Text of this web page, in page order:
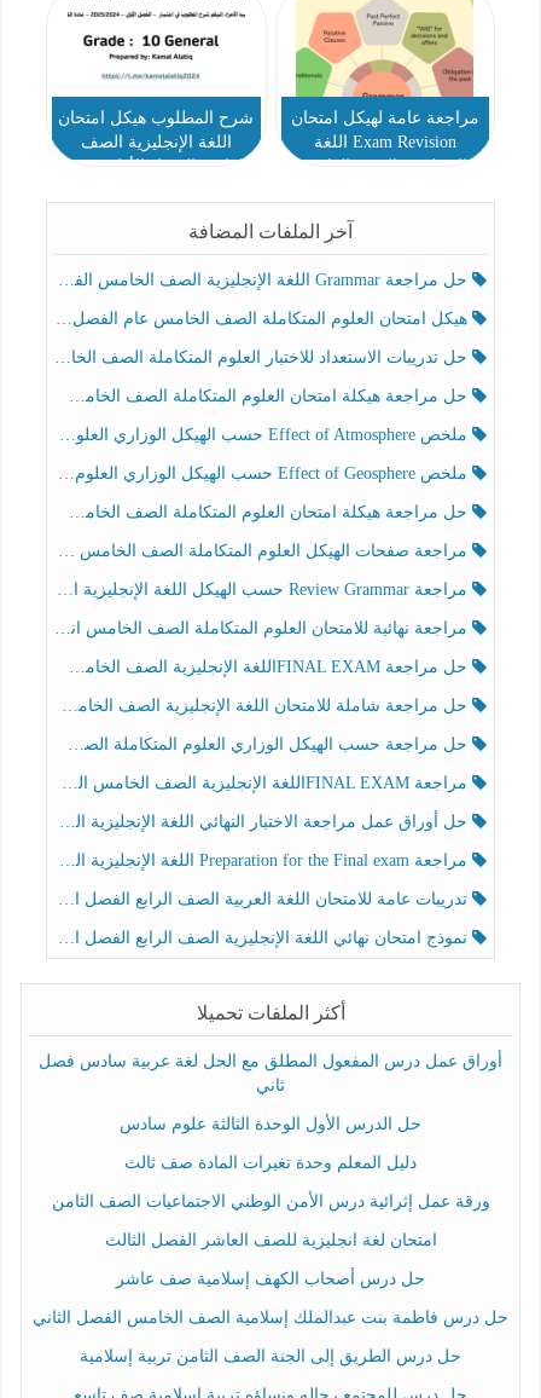
مراجعة عامة لهيكل امتحان
Exam Revision اللغة
شرح المطلوب هيكل امتحان
اللغة الإنجليزية الصف
آخر الملفات المضافة
حل مراجعة Grammar اللغة الإنجليزية الصف الخامس الفصل الثالث
هيكل امتحان العلوم المتكاملة الصف الخامس عام الفصل الدراسي الثالث 2025-2026
حل تدريبات الاستعداد للاختبار العلوم المتكاملة الصف الخامس عام الفصل الثالث
حل مراجعة هيكلة امتحان العلوم المتكاملة الصف الخامس انسبير الفصل الثالث
ملخص Effect of Atmosphere حسب الهيكل الوزاري العلوم المتكاملة الصف الخامس انسبير الفصل الثالث
ملخص Effect of Geosphere حسب الهيكل الوزاري العلوم المتكاملة الصف الخامس انسبير الفصل الثالث
حل مراجعة هيكلة امتحان العلوم المتكاملة الصف الخامس عام الفصل الثالث
مراجعة صفحات الهيكل العلوم المتكاملة الصف الخامس انسبير الفصل الثالث
مراجعة Review Grammar حسب الهيكل اللغة الإنجليزية الصف الخامس الفصل الثالث
مراجعة نهائية للامتحان العلوم المتكاملة الصف الخامس انسبير الفصل الثالث
حل مراجعة FINAL EXAMاللغة الإنجليزية الصف الخامس الفصل الثالث
حل مراجعة شاملة للامتحان اللغة الإنجليزية الصف الخامس الفصل الثالث
حل مراجعة حسب الهيكل الوزاري العلوم المتكاملة الصف الخامس عام الفصل الثالث
مراجعة FINAL EXAMاللغة الإنجليزية الصف الخامس الفصل الثالث
حل أوراق عمل مراجعة الاختبار النهائي اللغة الإنجليزية الصف الرابع الفصل الثالث
مراجعة Preparation for the Final exam اللغة الإنجليزية الصف الرابع الفصل الثالث
تدريبات عامة للامتحان اللغة العربية الصف الرابع الفصل الثالث
نموذج امتحان نهائي اللغة الإنجليزية الصف الرابع الفصل الثالث
أكثر الملفات تحميلا
أوراق عمل درس المفعول المطلق مع الحل لغة عربية سادس فصل
ثاني
حل الدرس الأول الوحدة الثالثة علوم سادس
دليل المعلم وحدة تغيرات المادة صف ثالث
ورقة عمل إثرائية درس الأمن الوطني الاجتماعيات الصف الثامن
امتحان لغة انجليزية للصف العاشر الفصل الثالث
حل درس أصحاب الكهف إسلامية صف عاشر
حل درس فاطمة بنت عبدالملك إسلامية الصف الخامس الفصل الثاني
حل درس الطريق إلى الجنة الصف الثامن تربية إسلامية